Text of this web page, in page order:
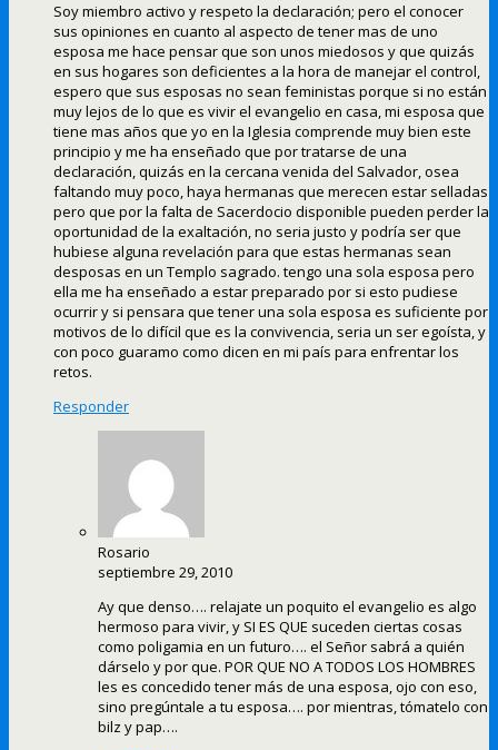
Soy miembro activo y respeto la declaración; pero el conocer
sus opiniones en cuanto al aspecto de tener mas de uno
esposa me hace pensar que son unos miedosos y que quizás
en sus hogares son deficientes a la hora de manejar el control,
espero que sus esposas no sean feministas porque si no están
muy lejos de lo que es vivir el evangelio en casa, mi esposa que
tiene mas años que yo en la Iglesia comprende muy bien este
principio y me ha enseñado que por tratarse de una
declaración, quizás en la cercana venida del Salvador, osea
faltando muy poco, haya hermanas que merecen estar selladas
pero que por la falta de Sacerdocio disponible pueden perder la
oportunidad de la exaltación, no seria justo y podría ser que
hubiese alguna revelación para que estas hermanas sean
desposas en un Templo sagrado. tengo una sola esposa pero
ella me ha enseñado a estar preparado por si esto pudiese
ocurrir y si pensara que tener una sola esposa es suficiente por
motivos de lo difícil que es la convivencia, seria un ser egoísta, y
con poco guaramo como dicen en mi país para enfrentar los
retos.
Responder
Rosario
septiembre 29, 2010
Ay que denso…. relajate un poquito el evangelio es algo
hermoso para vivir, y SI ES QUE suceden ciertas cosas
como poligamia en un futuro…. el Señor sabrá a quién
dárselo y por que. POR QUE NO A TODOS LOS HOMBRES
les es concedido tener más de una esposa, ojo con eso,
sino pregúntale a tu esposa…. por mientras, tómatelo con
bilz y pap….